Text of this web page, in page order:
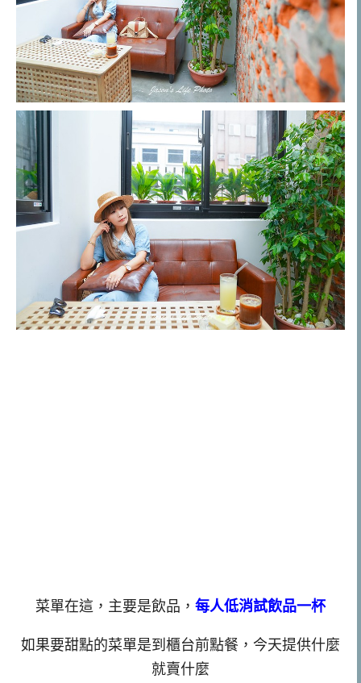
菜單在這，主要是飲品， 每人低消試飲品一杯
如果要甜點的菜單是到櫃台前點餐，今天提供什麼
就賣什麼